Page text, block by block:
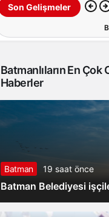
Son Gelişmeler
Batmanlıların En Çok
Haberler
Batman 19 saat önce
Batman Belediyesi